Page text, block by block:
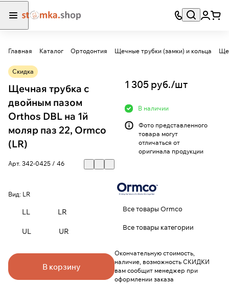
Главная Каталог Ортодонтия Щечные трубки (замки) и кольца
Скидка
Щечная трубка с
двойным пазом
Orthos DBL на 1й
моляр паз 22, Ormco
(LR)
Арт. 342-0425 / 46
Вид: LR
LL LR
UL UR
В корзину
1 305 руб./шт
В наличии
Фото представленного
товара могут
отличаться от
оригинала продукции
Все товары Ormco
Все товары категории
Окончательную стоимость,
наличие, возможность СКИДКИ
вам сообщит менеджер при
оформлении заказа